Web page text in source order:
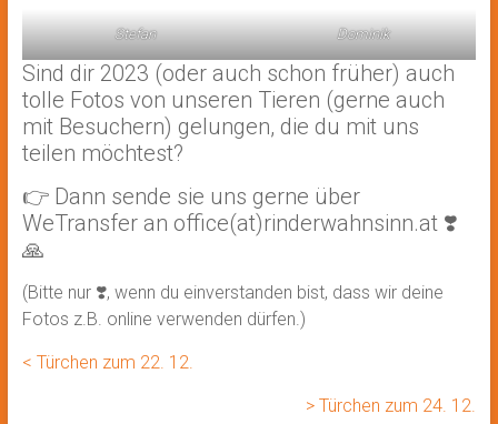
Stefan Dominik
Sind dir 2023 (oder auch schon früher) auch
tolle Fotos von unseren Tieren (gerne auch
mit Besuchern) gelungen, die du mit uns
teilen möchtest?
👉 Dann sende sie uns gerne über
WeTransfer an office(at)rinderwahnsinn.at ❣️
🙏
(Bitte nur ❣️, wenn du einverstanden bist, dass wir deine
Fotos z.B. online verwenden dürfen.)
< Türchen zum 22. 12.
> Türchen zum 24. 12.